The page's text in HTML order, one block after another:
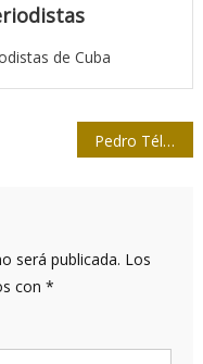
de Cuba
Pedro Téllez Girón, padre de la fotografía cubana
será publicada. Los
con *